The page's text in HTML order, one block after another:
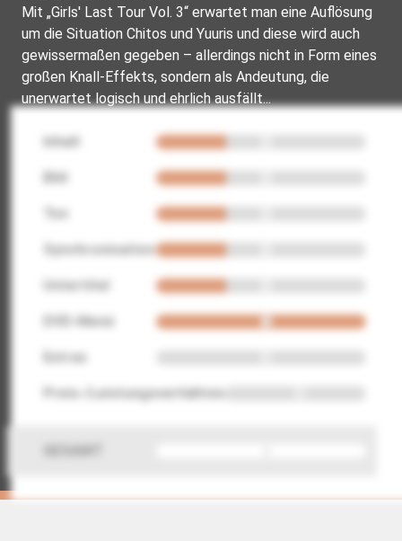
Mit „Girls' Last Tour Vol. 3“ erwartet man eine Auflösung
um die Situation Chitos und Yuuris und diese wird auch
gewissermaßen gegeben – allerdings nicht in Form eines
großen Knall-Effekts, sondern als Andeutung, die
unerwartet logisch und ehrlich ausfällt...
Inhalt
Bild
Ton
Synchronisation
Untertitel
DVD-Menü
Extras
Preis-/Leistungsverhältnis